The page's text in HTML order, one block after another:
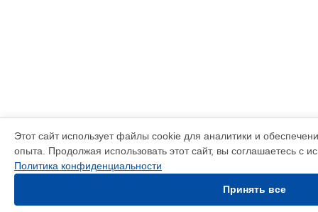
Этот сайт использует файлы cookie для аналитики и
опыта. Продолжая использовать этот сайт, вы соглашаетесь с
Политика конфиденциальности
Принять все